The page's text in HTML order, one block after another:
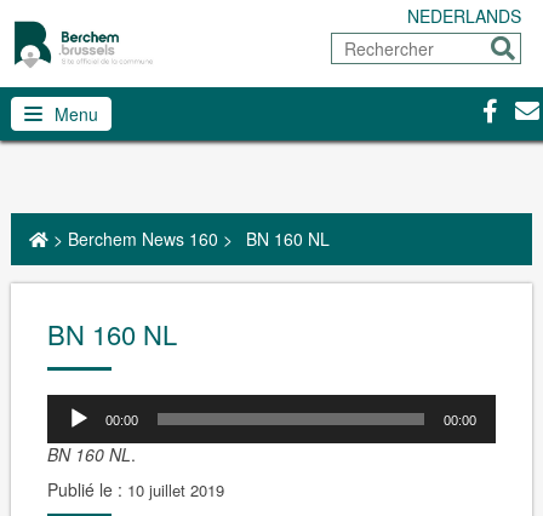
NEDERLANDS
Rechercher
Menu
> Berchem News 160 > BN 160 NL
BN 160 NL
00:00 00:00
BN 160 NL.
Publié le : 10 juillet 2019